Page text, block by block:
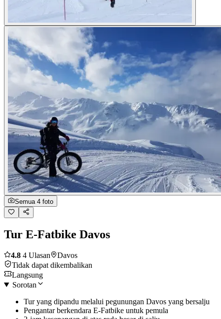
Semua 4 foto
Tur E-Fatbike Davos
4.8 4 Ulasan
Davos
Tidak dapat dikembalikan
Langsung
Sorotan
Tur yang dipandu melalui pegunungan Davos yang bersalju
Pengantar berkendara E-Fatbike untuk pemula